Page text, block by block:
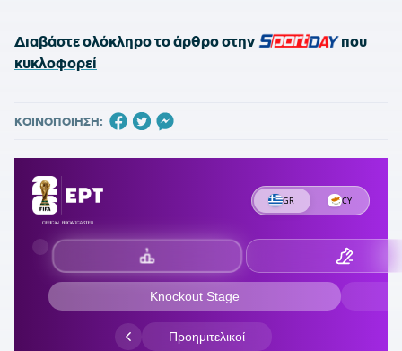
Διαβάστε ολόκληρο το άρθρο στην SPORTDAY που
κυκλοφορεί
ΚΟΙΝΟΠΟΙΗΣΗ: